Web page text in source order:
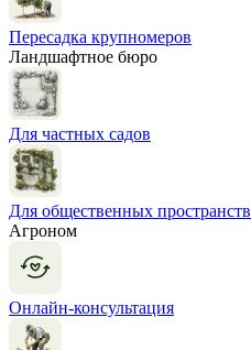
Пересадка крупномеров
Ландшафтное бюро
Для частных садов
Для общественных пространств
Агроном
Онлайн-консультация